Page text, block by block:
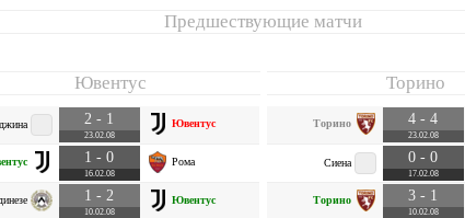
Предшествующие матчи
Ювентус
2 - 1
23.02.08
Ювентус
1 - 0
16.02.08
Рома
1 - 2
10.02.08
Ювентус
Торино
Торино 4 - 4
23.02.08
Сиена 0 - 0
17.02.08
Торино 3 - 1
10.02.08